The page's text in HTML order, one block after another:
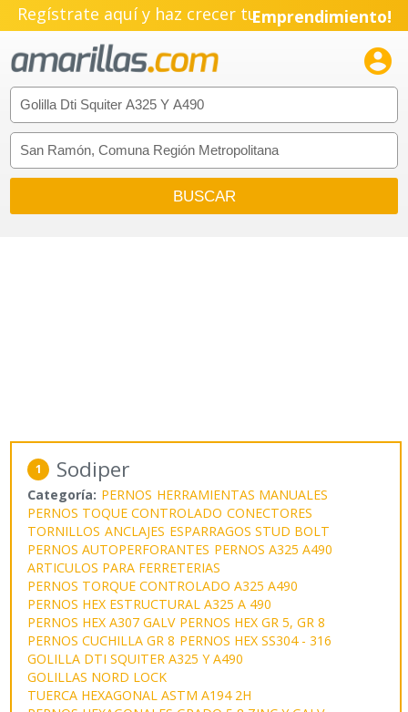
Regístrate aquí y haz crecer tuPyme!

1 Sodiper
Categoría: PERNOS HERRAMIENTAS MANUALES
PERNOS TOQUE CONTROLADO CONECTORES
TORNILLOS ANCLAJES ESPARRAGOS STUD BOLT
PERNOS AUTOPERFORANTES PERNOS A325 A490
ARTICULOS PARA FERRETERIAS
PERNOS TORQUE CONTROLADO A325 A490
PERNOS HEX ESTRUCTURAL A325 A 490
PERNOS HEX A307 GALV PERNOS HEX GR 5, GR 8
PERNOS CUCHILLA GR 8 PERNOS HEX SS304 - 316
GOLILLA DTI SQUITER A325 Y A490
GOLILLAS NORD LOCK
TUERCA HEXAGONAL ASTM A194 2H